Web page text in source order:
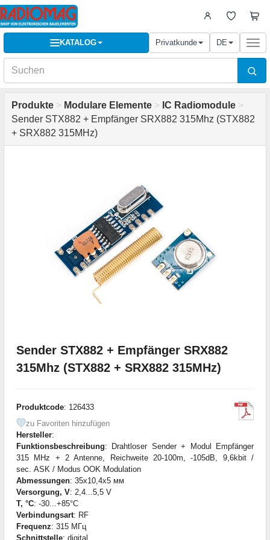
KATALOG Privatkunde DE
Produkte > Modulare Elemente > IC Radiomodule >
Sender STX882 + Empfänger SRX882 315Mhz (STX882
+ SRX882 315MHz)
Sender STX882 + Empfänger SRX882
315Mhz (STX882 + SRX882 315MHz)
Produktcode: 126433
zu Favoriten hinzufügen
Hersteller:
Funktionsbeschreibung: Drahtloser Sender + Modul Empfänger
315 MHz + 2 Antenne, Reichweite 20-100m, -105dB, 9,6kbit /
sec. ASK / Modus OOK Modulation
Abmessungen: 35x10,4x5 мм
Versorgung, V: 2,4...5,5 V
T, °C: -30...+85°C
Verbindungsart: RF
Frequenz: 315 МГц
Schnittstelle: digital